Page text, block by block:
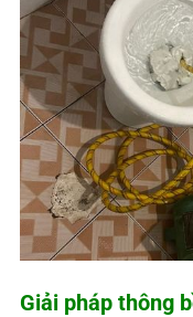
Giải pháp thông